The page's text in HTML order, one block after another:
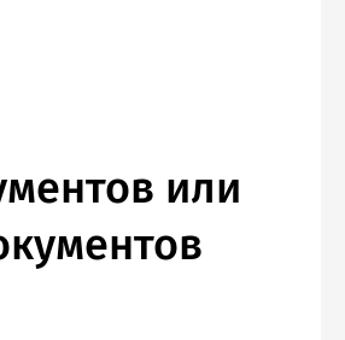
или